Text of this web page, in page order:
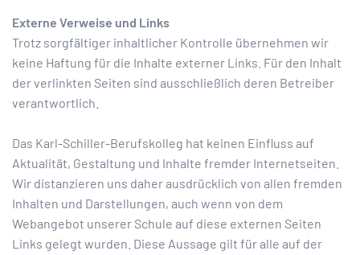
Externe Verweise und Links
Trotz sorgfältiger inhaltlicher Kontrolle übernehmen wir
keine Haftung für die Inhalte externer Links. Für den Inhalt
der verlinkten Seiten sind ausschließlich deren Betreiber
verantwortlich.
Das Karl-Schiller-Berufskolleg hat keinen Einfluss auf
Aktualität, Gestaltung und Inhalte fremder Internetseiten.
Wir distanzieren uns daher ausdrücklich von allen fremden
Inhalten und Darstellungen, auch wenn von dem
Webangebot unserer Schule auf diese externen Seiten
Links gelegt wurden. Diese Aussage gilt für alle auf der